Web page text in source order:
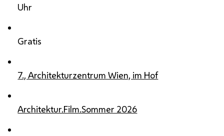
Uhr
Gratis
7., Architekturzentrum Wien, im Hof
Architektur.Film.Sommer 2026